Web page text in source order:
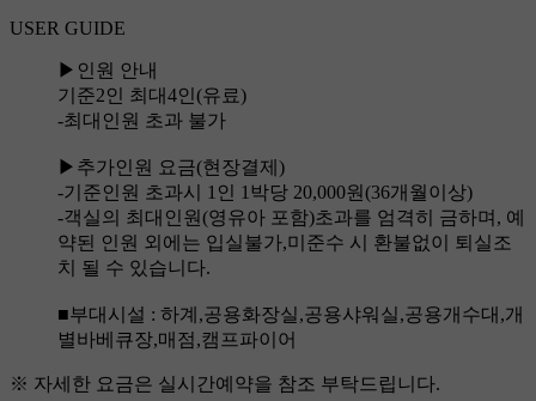
USER GUIDE
▶인원 안내
기준2인 최대4인(유료)
-최대인원 초과 불가
▶추가인원 요금(현장결제)
-기준인원 초과시 1인 1박당 20,000원(36개월이상)
-객실의 최대인원(영유아 포함)초과를 엄격히 금하며, 예
약된 인원 외에는 입실불가,미준수 시 환불없이 퇴실조
치 될 수 있습니다.
■부대시설 : 하계,공용화장실,공용샤워실,공용개수대,개
별바베큐장,매점,캠프파이어
※ 자세한 요금은 실시간예약을 참조 부탁드립니다.